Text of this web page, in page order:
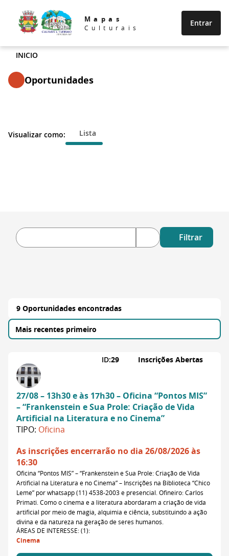
Mapas
Culturais Entrar
INICIO
Oportunidades
Visualizar como: Lista
Filtrar
9 Oportunidades encontradas
27/08 – 13h30 e às 17h30 – Oficina “Pontos MIS”
– “Frankenstein e Sua Prole: Criação de Vida
Artificial na Literatura e no Cinema”
TIPO: Oficina
ID:29 Inscrições Abertas
As inscrições encerrarão no dia 26/08/2026 às
16:30
Oficina “Pontos MIS” – “Frankenstein e Sua Prole: Criação de Vida
Artificial na Literatura e no Cinema” – Inscrições na Biblioteca “Chico
Leme” por whatsapp (11) 4538-2003 e presencial. Ofineiro: Carlos
Primati. Como o cinema e a literatura abordaram a criação de vida
artificial por meio de magia, alquimia e ciência, substituindo a ação
divina e da natureza na geração de seres humanos.
ÁREAS DE INTERESSE: (1):
Cinema